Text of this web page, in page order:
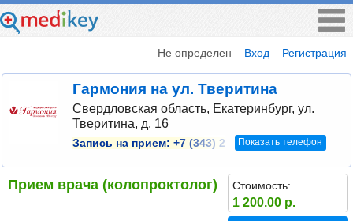
Не определен Вход Регистрация
Гармония на ул. Тверитина
Свердловская область, Екатеринбург, ул.
Тверитина, д. 16
Запись на прием: +7 (343) 2 Показать телефон
Прием врача (колопроктолог) Стоимость:
1 200.00 р.